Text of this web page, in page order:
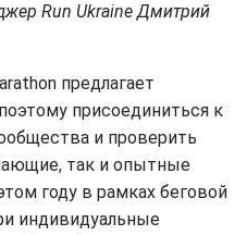
Run Ukraine Дмитрий
предлагает
присоединиться к
и проверить
так и опытные
году в рамках беговой
индивидуальные